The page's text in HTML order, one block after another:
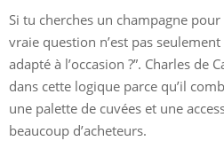
Si tu cherches un champagne
vraie question n’est pas seulement
adapté à l’occasion ?”. Charles de
dans cette logique parce qu’il
une palette de cuvées et une
beaucoup d’acheteurs.